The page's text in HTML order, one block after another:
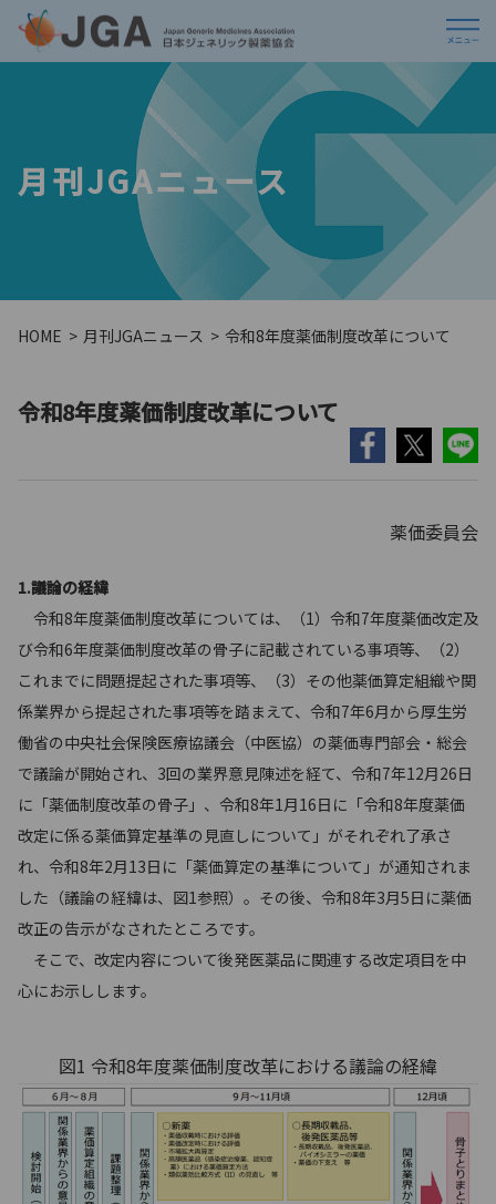
月刊JGAニュース
HOME 月刊JGAニュース 令和8年度薬価制度改革について
令和8年度薬価制度改革について
薬価委員会
1.議論の経緯
令和8年度薬価制度改革については、（1）令和7年度薬価改定及
び令和6年度薬価制度改革の骨子に記載されている事項等、（2）
これまでに問題提起された事項等、（3）その他薬価算定組織や関
係業界から提起された事項等を踏まえて、令和7年6月から厚生労
働省の中央社会保険医療協議会（中医協）の薬価専門部会・総会
で議論が開始され、3回の業界意見陳述を経て、令和7年12月26日
に「薬価制度改革の骨子」、令和8年1月16日に「令和8年度薬価
改定に係る薬価算定基準の見直しについて」がそれぞれ了承さ
れ、令和8年2月13日に「薬価算定の基準について」が通知されま
した（議論の経緯は、図1参照）。その後、令和8年3月5日に薬価
改正の告示がなされたところです。
そこで、改定内容について後発医薬品に関連する改定項目を中
心にお示しします。
図1 令和8年度薬価制度改革における議論の経緯